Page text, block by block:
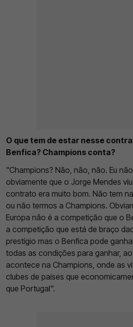
O que tem de estar nesse
Benfica? Champions conta?
"Champions? Não, não, não. Eu
obviamente que o Jorge Mendes
contrato era muito bom. Não tem
ou não termos a Champions.
Europa não é a competição que o
a competição que está de braço
prestígio mas o Benfica pode
todas as condições para ganhar,
acontece na Champions, onde as
clubes de países que
que Portugal".